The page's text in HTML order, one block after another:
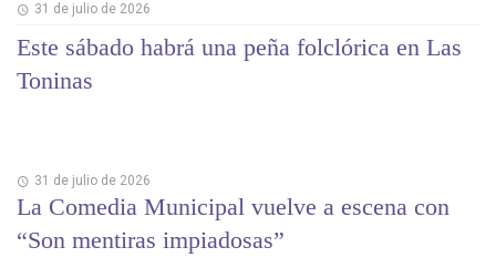
31 de julio de 2026
Este sábado habrá una peña folclórica en Las
Toninas
31 de julio de 2026
La Comedia Municipal vuelve a escena con
“Son mentiras impiadosas”